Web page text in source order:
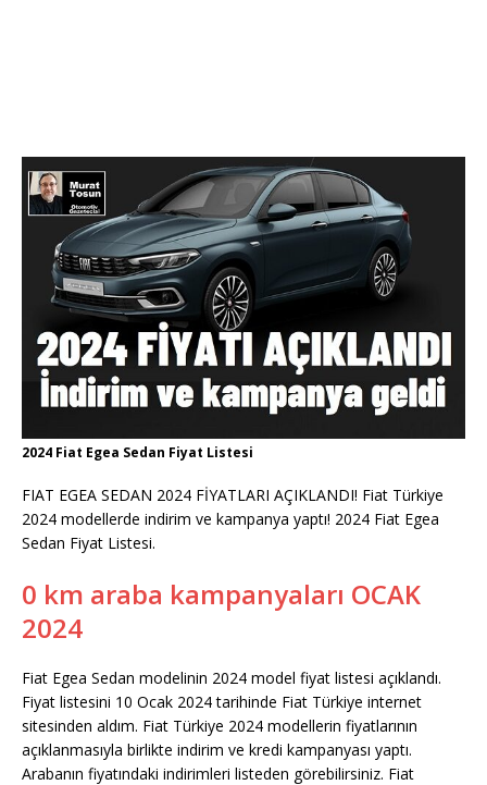
2024 Fiat Egea Sedan Fiyat Listesi
FIAT EGEA SEDAN 2024 FİYATLARI AÇIKLANDI! Fiat Türkiye
2024 modellerde indirim ve kampanya yaptı! 2024 Fiat Egea
Sedan Fiyat Listesi.
0 km araba kampanyaları OCAK
2024
Fiat Egea Sedan modelinin 2024 model fiyat listesi açıklandı.
Fiyat listesini 10 Ocak 2024 tarihinde Fiat Türkiye internet
sitesinden aldım. Fiat Türkiye 2024 modellerin fiyatlarının
açıklanmasıyla birlikte indirim ve kredi kampanyası yaptı.
Arabanın fiyatındaki indirimleri listeden görebilirsiniz. Fiat